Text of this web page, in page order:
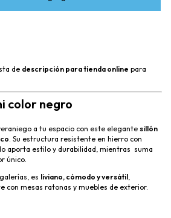
de descripción para tienda online para
color negro
a tu espacio con este elegante sillón
. Su estructura resistente en hierro con
aporta estilo y durabilidad, mientras suma
único.
es liviano, cómodo y versátil,
con mesas ratonas y muebles de exterior.